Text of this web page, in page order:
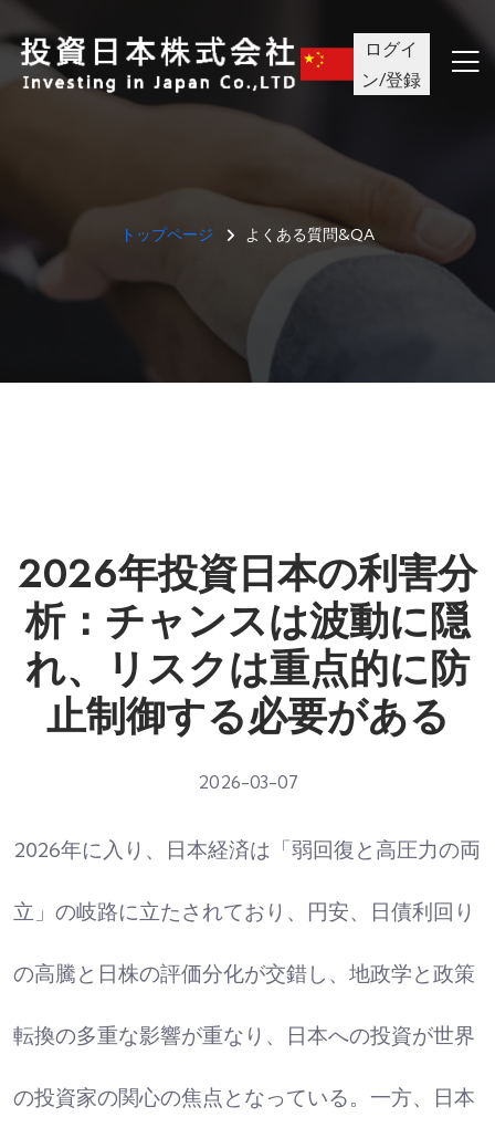
ログイ
ン/登録
トップページ よくある質問&QA
2026年投資日本の利害分
析：チャンスは波動に隠
れ、リスクは重点的に防
止制御する必要がある
2026-03-07
2026年に入り、日本経済は「弱回復と高圧力の両
立」の岐路に立たされており、円安、日債利回り
の高騰と日株の評価分化が交錯し、地政学と政策
転換の多重な影響が重なり、日本への投資が世界
の投資家の関心の焦点となっている。一方、日本